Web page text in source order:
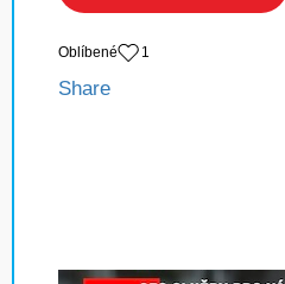
Oblíbené 1
Share